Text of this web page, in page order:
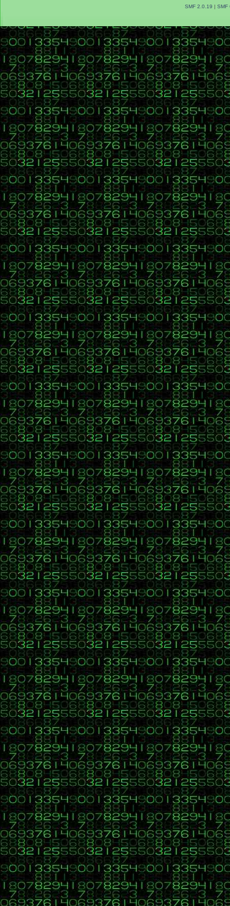
SMF 2.0.19 | SMF